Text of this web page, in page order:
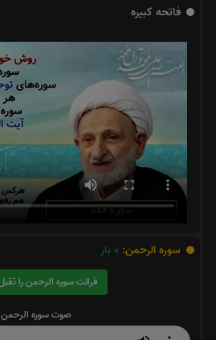
فاتحه کبیره
سوره الرحمن: 0 بار
قرائت سوره الرحمن را تقبل میکنم
صوت سوره الرحمن